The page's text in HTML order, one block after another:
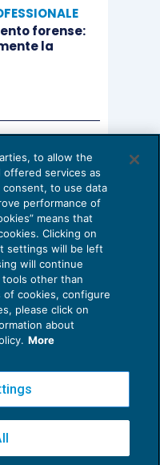
le variazioni di
delle singole
delle spese
effettuata in
contestare i
domanda, anche
o modifica delle
69 disp. att. cc.
[2]ed ora, per
13, notificando il
di
unità immobiliari
è indipendente
trasferimento delle
proprietari che,
di partecipare
forense:
la
dell’AI:
S.p.A.v2.32.4
Milano - info@ecnews.it
to allow the
services as
to use data
performance of
means that
Clicking on
settings will be left
will continue
other than
of cookies, configure
please click on
about
More